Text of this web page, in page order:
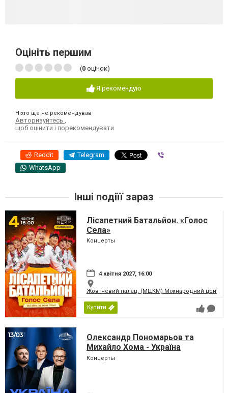
Оцініть першим
(0 оцінок)
Я рекомендую
Ніхто ще не рекомендував
Авторизуйтесь ,
щоб оцінити і порекомендувати
Reddit Telegram
WhatsApp
Інші подіїї зараз
Лісапетний Батальйон. «Голос
Села»
Концерты
4 квітня 2027, 16:00
Жовтневий палац, (МЦКМ) Міжнародний центр
Купити
Олександр Пономарьов та
Михайло Хома - Україна
Переможе!
Концерты